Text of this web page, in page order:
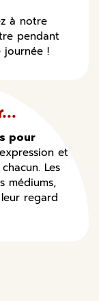
à notre
pendant
journée !
pour
et
Les
médiums,
regard